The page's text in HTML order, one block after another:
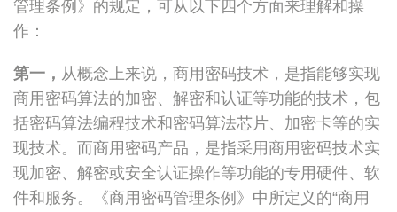
管理条例》的规定，可从以下四个方面来理解和操
作：
第一， 从概念上来说，商用密码技术，是指能够实现
商用密码算法的加密、解密和认证等功能的技术，包
括密码算法编程技术和密码算法芯片、加密卡等的实
现技术。而商用密码产品，是指采用商用密码技术实
现加密、解密或安全认证操作等功能的专用硬件、软
件和服务。《商用密码管理条例》中所定义的“商用